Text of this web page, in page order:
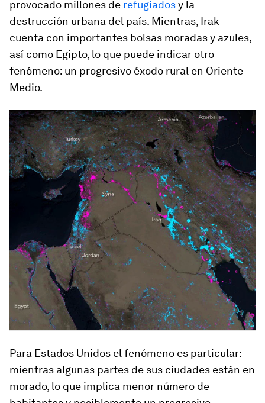
provocado millones de refugiadosy la
destrucción urbana del país. Mientras, Irak
cuenta con importantes bolsas moradas y azules,
así como Egipto, lo que puede indicar otro
fenómeno: un progresivo éxodo rural en Oriente
Medio.
Para Estados Unidos el fenómeno es particular:
mientras algunas partes de sus ciudades están en
morado, lo que implica menor número de